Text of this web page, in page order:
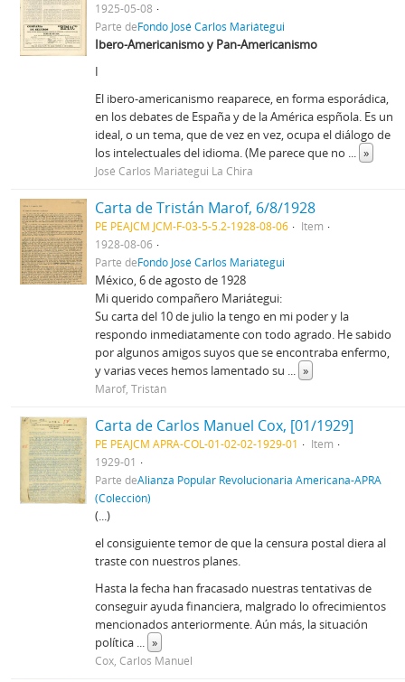
1925-05-08
Parte deFondo José Carlos Mariátegui
Ibero-Americanismo y Pan-Americanismo
I
El ibero-americanismo reaparece, en forma esporádica,
en los debates de España y de la América espñola. Es un
ideal, o un tema, que de vez en vez, ocupa el diálogo de
los intelectuales del idioma. (Me parece que no ... »
José Carlos Mariátegui La Chira
Carta de Tristán Marof, 6/8/1928
PE PEAJCM JCM-F-03-5-5.2-1928-08-06
Item
1928-08-06
Parte deFondo José Carlos Mariátegui
México, 6 de agosto de 1928
Mi querido compañero Mariátegui:
Su carta del 10 de julio la tengo en mi poder y la
respondo inmediatamente con todo agrado. He sabido
por algunos amigos suyos que se encontraba enfermo,
y varias veces hemos lamentado su ... »
Marof, Tristán
Carta de Carlos Manuel Cox, [01/1929]
PE PEAJCM APRA-COL-01-02-02-1929-01
Item
1929-01
Parte deAlianza Popular Revolucionaria Americana-APRA
(Colección)
(...)
el consiguiente temor de que la censura postal diera al
traste con nuestros planes.
Hasta la fecha han fracasado nuestras tentativas de
conseguir ayuda financiera, malgrado lo ofrecimientos
mencionados anteriormente. Aún más, la situación
política ... »
Cox, Carlos Manuel